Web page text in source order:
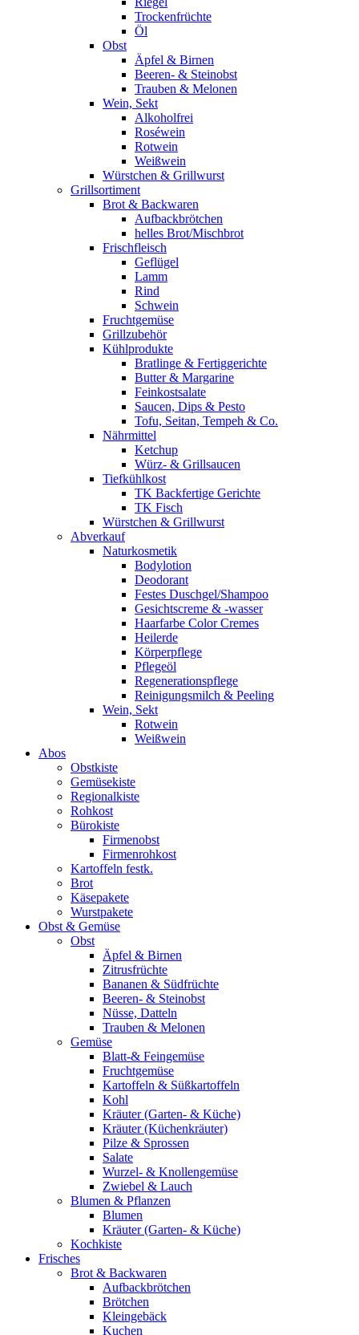
Trockenfrüchte
Öl
Obst
Äpfel & Birnen
Beeren- & Steinobst
Trauben & Melonen
Wein, Sekt
Alkoholfrei
Roséwein
Rotwein
Weißwein
Würstchen & Grillwurst
Grillsortiment
Brot & Backwaren
Aufbackbrötchen
helles Brot/Mischbrot
Frischfleisch
Geflügel
Lamm
Rind
Schwein
Fruchtgemüse
Grillzubehör
Kühlprodukte
Bratlinge & Fertiggerichte
Butter & Margarine
Feinkostsalate
Saucen, Dips & Pesto
Tofu, Seitan, Tempeh & Co.
Nährmittel
Ketchup
Würz- & Grillsaucen
Tiefkühlkost
TK Backfertige Gerichte
TK Fisch
Würstchen & Grillwurst
Abverkauf
Naturkosmetik
Bodylotion
Deodorant
Festes Duschgel/Shampoo
Gesichtscreme & -wasser
Haarfarbe Color Cremes
Heilerde
Körperpflege
Pflegeöl
Regenerationspflege
Reinigungsmilch & Peeling
Wein, Sekt
Rotwein
Weißwein
Abos
Obstkiste
Gemüsekiste
Regionalkiste
Rohkost
Bürokiste
Firmenobst
Firmenrohkost
Kartoffeln festk.
Brot
Käsepakete
Wurstpakete
Obst & Gemüse
Obst
Äpfel & Birnen
Zitrusfrüchte
Bananen & Südfrüchte
Beeren- & Steinobst
Nüsse, Datteln
Trauben & Melonen
Gemüse
Blatt-& Feingemüse
Fruchtgemüse
Kartoffeln & Süßkartoffeln
Kohl
Kräuter (Garten- & Küche)
Kräuter (Küchenkräuter)
Pilze & Sprossen
Salate
Wurzel- & Knollengemüse
Zwiebel & Lauch
Blumen & Pflanzen
Blumen
Kräuter (Garten- & Küche)
Kochkiste
Frisches
Brot & Backwaren
Aufbackbrötchen
Brötchen
Kleingebäck
Kuchen